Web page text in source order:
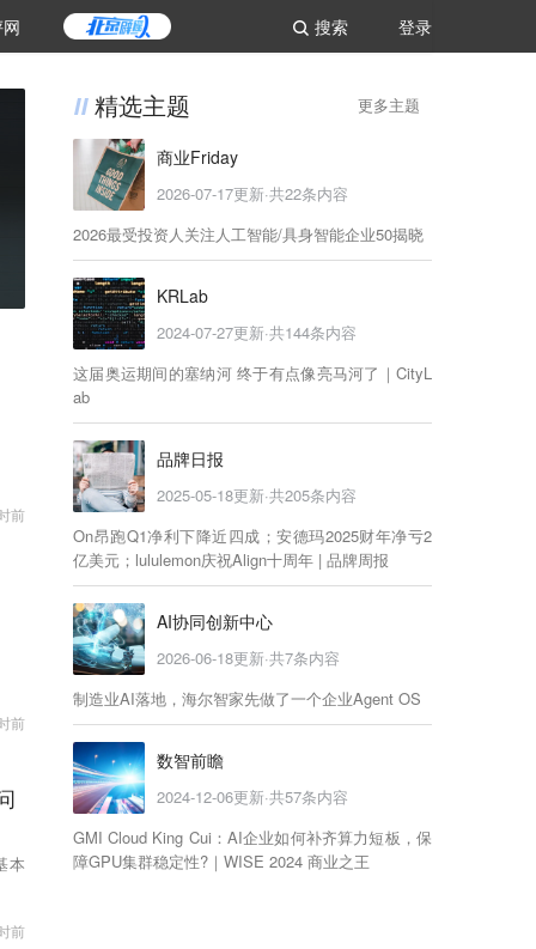
登录
搜索
前
前
本
前
精选主题 更多主题
商业Friday
2026-07-17更新·共22条内容
2026最受投资人关注人工智能/具身智能企业50揭晓
KRLab
2024-07-27更新·共144条内容
这届奥运期间的塞纳河 终于有点像亮马河了｜CityL
ab
品牌日报
2025-05-18更新·共205条内容
On昂跑Q1净利下降近四成；安德玛2025财年净亏2
亿美元；lululemon庆祝Align十周年 | 品牌周报
AI协同创新中心
2026-06-18更新·共7条内容
制造业AI落地，海尔智家先做了一个企业Agent OS
数智前瞻
2024-12-06更新·共57条内容
GMI Cloud King Cui：AI企业如何补齐算力短板，保
障GPU集群稳定性?｜WISE 2024 商业之王